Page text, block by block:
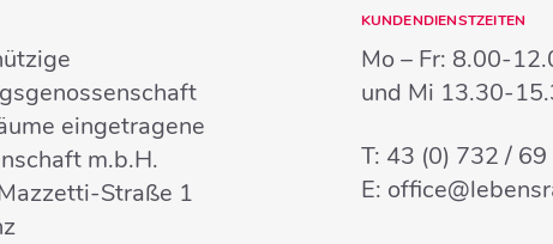
eingetragene
m.b.H.
Straße 1
KUNDENDIENSTZEITEN
Mo – Fr: 8.00-
und Mi 13.30-
T: 43 (0) 732 /
E: